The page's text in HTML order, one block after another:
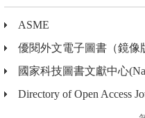
ASME
優閱外文電子圖書（鏡像
Directory of Open Access